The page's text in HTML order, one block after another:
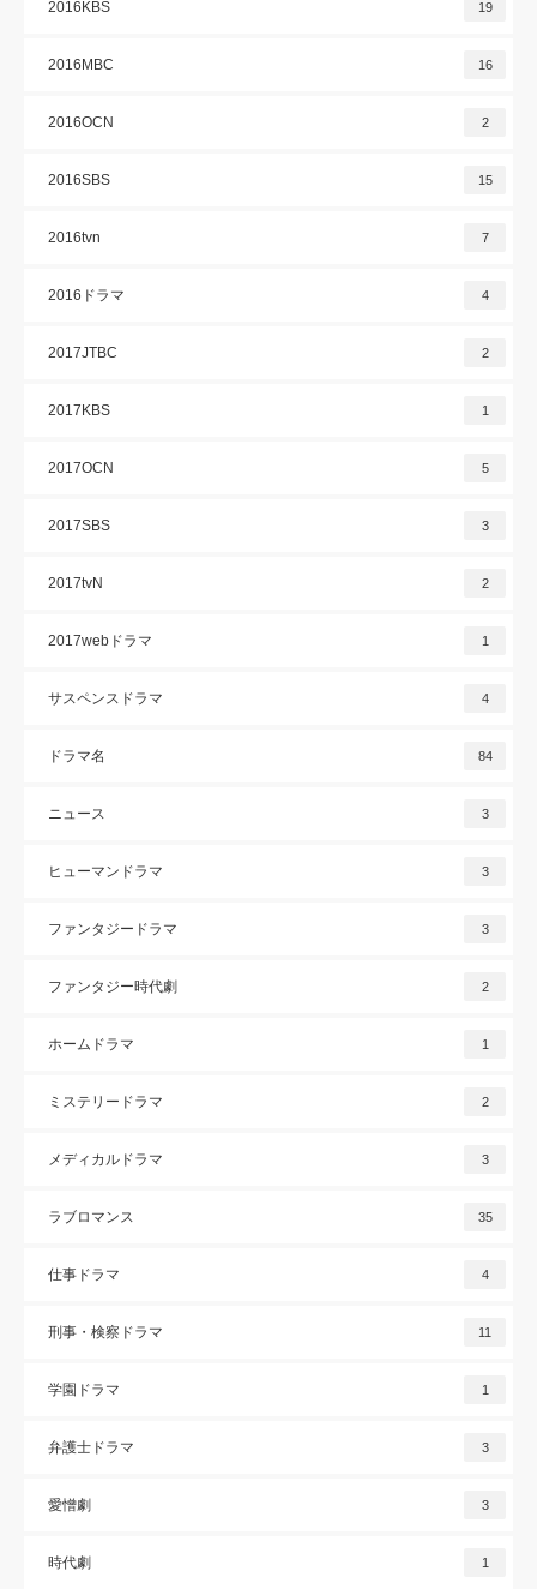
2016KBS 19
2016MBC 16
2016OCN 2
2016SBS 15
2016tvn 7
2016ドラマ 4
2017JTBC 2
2017KBS 1
2017OCN 5
2017SBS 3
2017tvN 2
2017webドラマ 1
サスペンスドラマ 4
ドラマ名 84
ニュース 3
ヒューマンドラマ 3
ファンタジードラマ 3
ファンタジー時代劇 2
ホームドラマ 1
ミステリードラマ 2
メディカルドラマ 3
ラブロマンス 35
仕事ドラマ 4
刑事・検察ドラマ 11
学園ドラマ 1
弁護士ドラマ 3
愛憎劇 3
時代劇 1